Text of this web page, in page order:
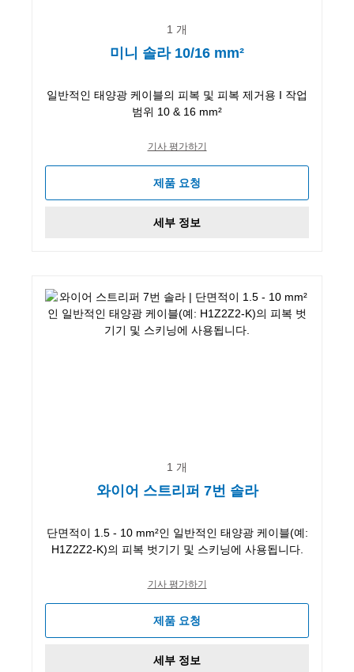
1 개
미니 솔라 10/16 mm²
일반적인 태양광 케이블의 피복 및 피복 제거용 I 작업
범위 10 & 16 mm²
기사 평가하기
제품 요청
세부 정보
1 개
와이어 스트리퍼 7번 솔라
단면적이 1.5 - 10 mm²인 일반적인 태양광 케이블(예:
H1Z2Z2-K)의 피복 벗기기 및 스키닝에 사용됩니다.
기사 평가하기
제품 요청
세부 정보